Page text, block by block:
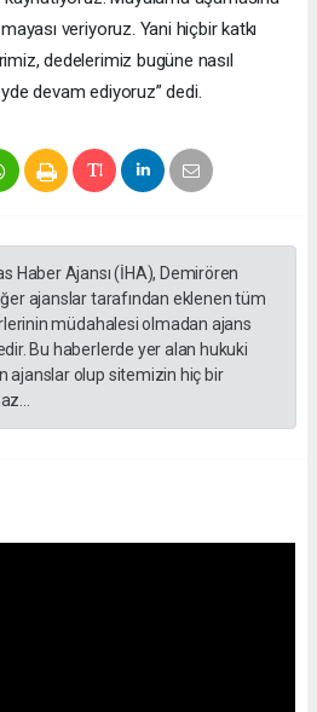
veriyoruz. Yani hiçbir katkı
dedelerimiz bugüne nasıl
devam ediyoruz” dedi.
Haber Ajansı (İHA), Demirören
ajanslar tarafından eklenen tüm
müdahalesi olmadan ajans
Bu haberlerde yer alan hukuki
ajanslar olup sitemizin hiç bir